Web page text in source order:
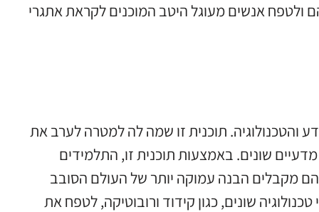
ולטפח אנשים מעוגל היטב המוכנים לקראת אתגרי
והטכנולוגיה. תוכנית זו שמה לה למטרה לערב את
שונים. באמצעות תוכנית זו, התלמידים
מקבלים הבנה עמוקה יותר של העולם הסובב
שונים, כגון קידוד ורובוטיקה, לטפח את